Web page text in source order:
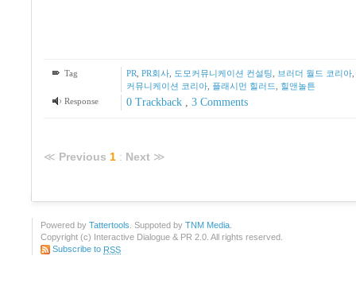
Tag PR PR회사, 도모커뮤니케이션 컨설팅 브러더 월드 코리아,
커뮤니케이션 코리아, 플래시먼 힐러드
힐앤놀튼
Response
0 Trackback , 3Comments
≪ Previous 1 : Next ≫
Powered by Tattertools . Suppoted by TNM Media
Copyright (c) Interactive Dialogue & PR 2.0. All rights reserved.
Subscribe to RSS